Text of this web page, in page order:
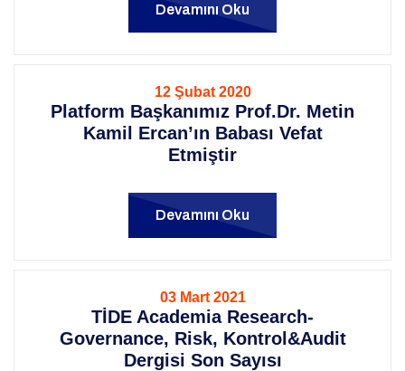
Devamını Oku
12 Şubat 2020
Platform Başkanımız Prof.Dr. Metin
Kamil Ercan’ın Babası Vefat
Etmiştir
Devamını Oku
03 Mart 2021
TİDE Academia Research-
Governance, Risk, Kontrol&Audit
Dergisi Son Sayısı